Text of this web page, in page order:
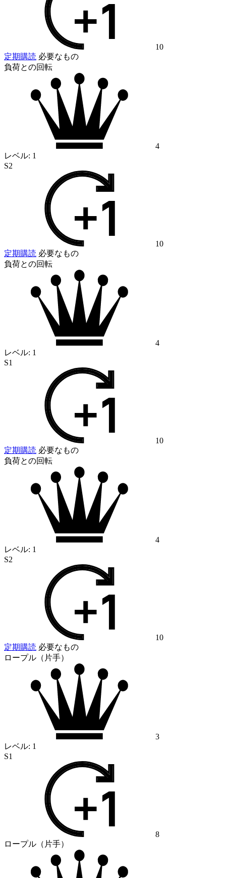
10
定期購読 必要なもの
負荷との回転
4
レベル: 1
S2
10
定期購読 必要なもの
負荷との回転
4
レベル: 1
S1
10
定期購読 必要なもの
負荷との回転
4
レベル: 1
S2
10
定期購読 必要なもの
ロープル（片手）
3
レベル: 1
S1
8
ロープル（片手）